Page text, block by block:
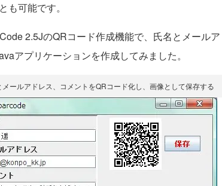
も可能です。
2.5JのQRコード作成機能で、氏名とメール
アプリケーションを作成してみました。
メールアドレス、コメントをQRコード化し、画像として保存する